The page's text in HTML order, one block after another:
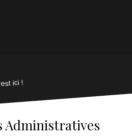
ici !
Administratives